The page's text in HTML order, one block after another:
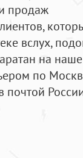
продаж
вслух,
на
по